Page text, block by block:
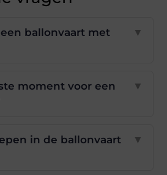
ballonvaart met
▼
moment voor een
▼
in de ballonvaart
▼